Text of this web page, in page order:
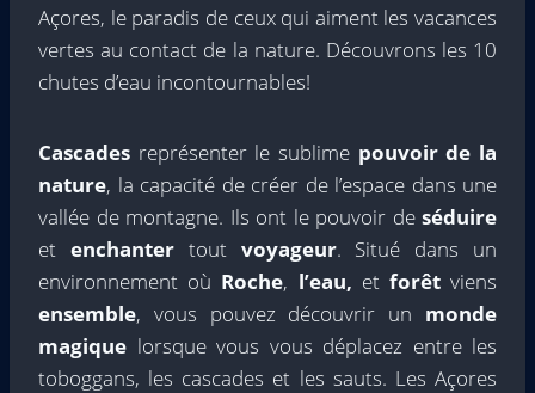
Açores, le paradis de ceux qui aiment les vacances
vertes au contact de la nature. Découvrons les 10
chutes d’eau incontournables!
Cascades représenter le sublime pouvoir de la
nature, la capacité de créer de l’espace dans une
vallée de montagne. Ils ont le pouvoir de séduire
et enchantertout voyageur. Situé dans un
environnement où Roche, l’eau, et forêtviens
ensemble, vous pouvez découvrir un monde
magique lorsque vous vous déplacez entre les
toboggans, les cascades et les sauts. Les Açores